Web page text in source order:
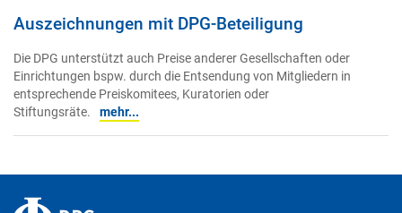
Auszeichnungen mit DPG-Beteiligung
Die DPG unterstützt auch Preise anderer Gesellschaften oder
Einrichtungen bspw. durch die Entsendung von Mitgliedern in
entsprechende Preiskomitees, Kuratorien oder
Stiftungsräte.
mehr...